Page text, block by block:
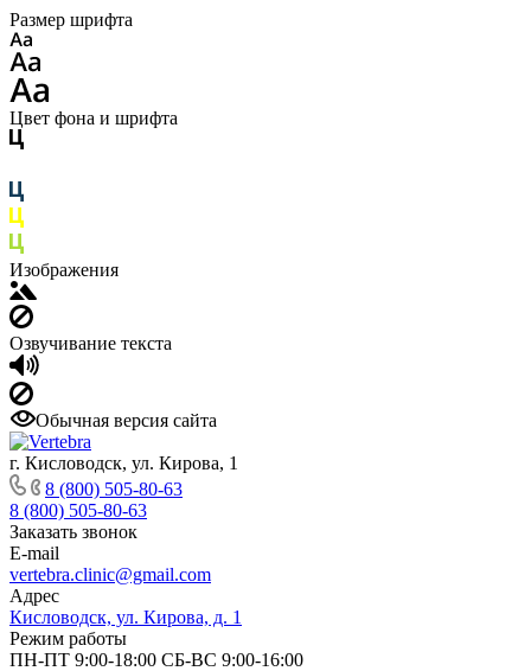
Размер шрифта
Цвет фона и шрифта
Изображения
Озвучивание текста
Обычная версия сайта
г. Кисловодск, ул. Кирова, 1
8 (800) 505-80-63
8 (800) 505-80-63
Заказать звонок
E-mail
vertebra.clinic@gmail.com
Адрес
Кисловодск, ул. Кирова, д. 1
Режим работы
ПН-ПТ 9:00-18:00 СБ-ВС 9:00-16:00